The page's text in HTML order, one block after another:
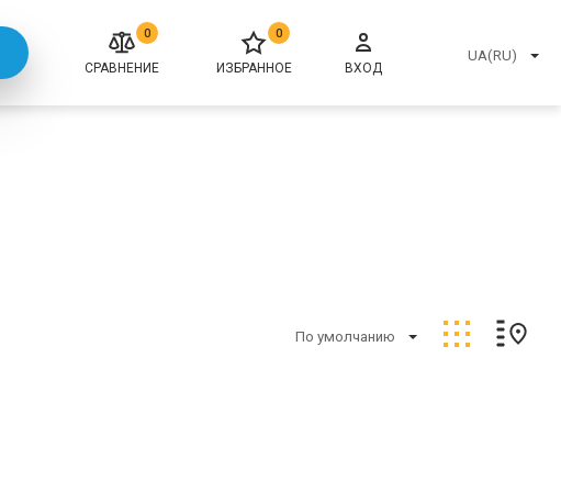
0
СРАВНЕНИЕ
0
ИЗБРАННОЕ ВХОД
UA(RU)
По умолчанию